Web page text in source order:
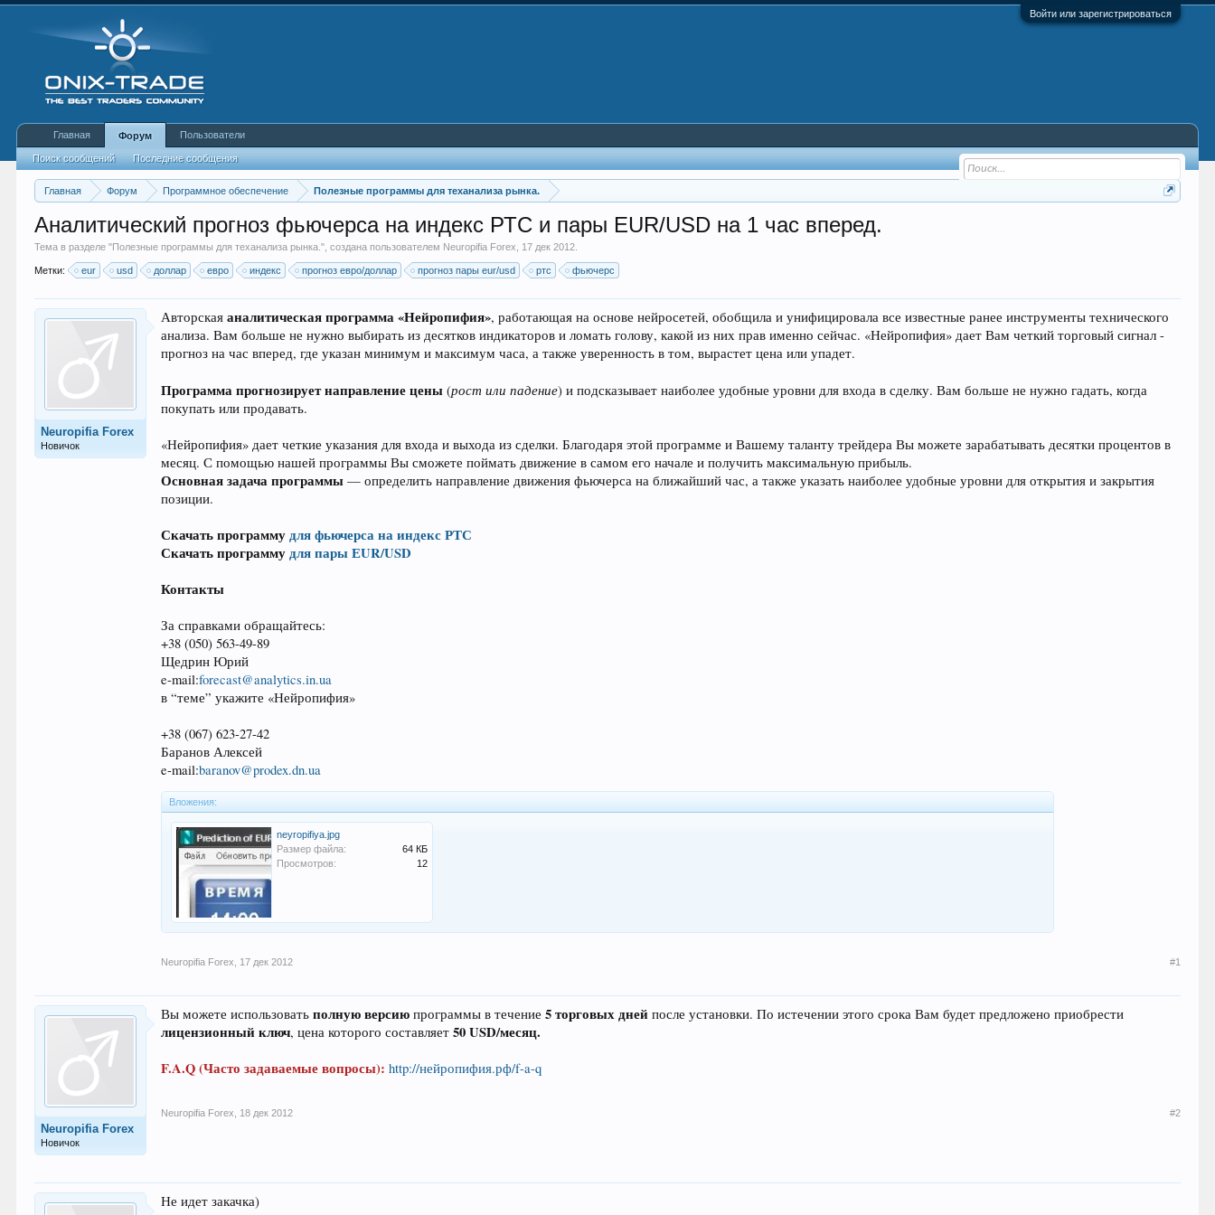
Войти или зарегистрироваться
Главная Форум Программное обеспечение Полезные программы для теханализа рынка.
Аналитический прогноз фьючерса на индекс РТС и пары EUR/USD на 1 час вперед.
Тема в разделе "Полезные программы для теханализа рынка.", создана пользователем Neuropifia Forex 17 дек 2012
Метки: eur usd доллар евро индекс прогноз евро/доллар прогноз пары eur/usd ртс фьючерс
Neuropifia Forex
Новичок
Авторскаяаналитическая программа «Нейропифия», работающая на основе нейросетей, обобщила и унифицировала все известные ранее инструменты технического
анализа. Вам больше не нужно выбирать из десятков индикаторов и ломать голову, какой из них прав именно сейчас. «Нейропифия» дает Вам четкий торговый сигнал -
прогноз на час вперед, где указан минимум и максимум часа, а также уверенность в том, вырастет цена или упадет.
Программа прогнозирует направление цены (рост или падение) и подсказывает наиболее удобные уровни для входа в сделку. Вам больше не нужно гадать, когда
покупать или продавать.
«Нейропифия» дает четкие указания для входа и выхода из сделки. Благодаря этой программе и Вашему таланту трейдера Вы можете зарабатывать десятки процентов в
месяц. С помощью нашей программы Вы сможете поймать движение в самом его начале и получить максимальную прибыль.
Основная задача программы — определить направление движения фьючерса на ближайший час, а также указать наиболее удобные уровни для открытия и закрытия
позиции.
Скачать программудля фьючерса на индекс РТС
Скачать программудля пары ЕUR/USD
Контакты
За справками обращайтесь:
+38 (050) 563-49-89
Щедрин Юрий
e-mail:forecast@analytics.in.ua
в “теме” укажите «Нейропифия»
+38 (067) 623-27-42
Баранов Алексей
e-mail:baranov@prodex.dn.ua
Вложения:
neyropifiya.jpg
Размер файла:
64 КБ
Просмотров:
12
Neuropifia Forex 17 дек 2012 #1
Neuropifia Forex
Новичок
Вы можете использоватьполную версию программы в течение5 торговых днейпосле установки. По истечении этого срока Вам будет предложено приобрести
лицензионный ключ, цена которого составляет50 USD/месяц.
F.A.Q (Часто задаваемые вопросы): http://нейропифия.рф/f-a-q
Neuropifia Forex 18 дек 2012 #2
Не идет закачка)
Главная Форум
Поиск сообщений Последние сообщения
Пользователи